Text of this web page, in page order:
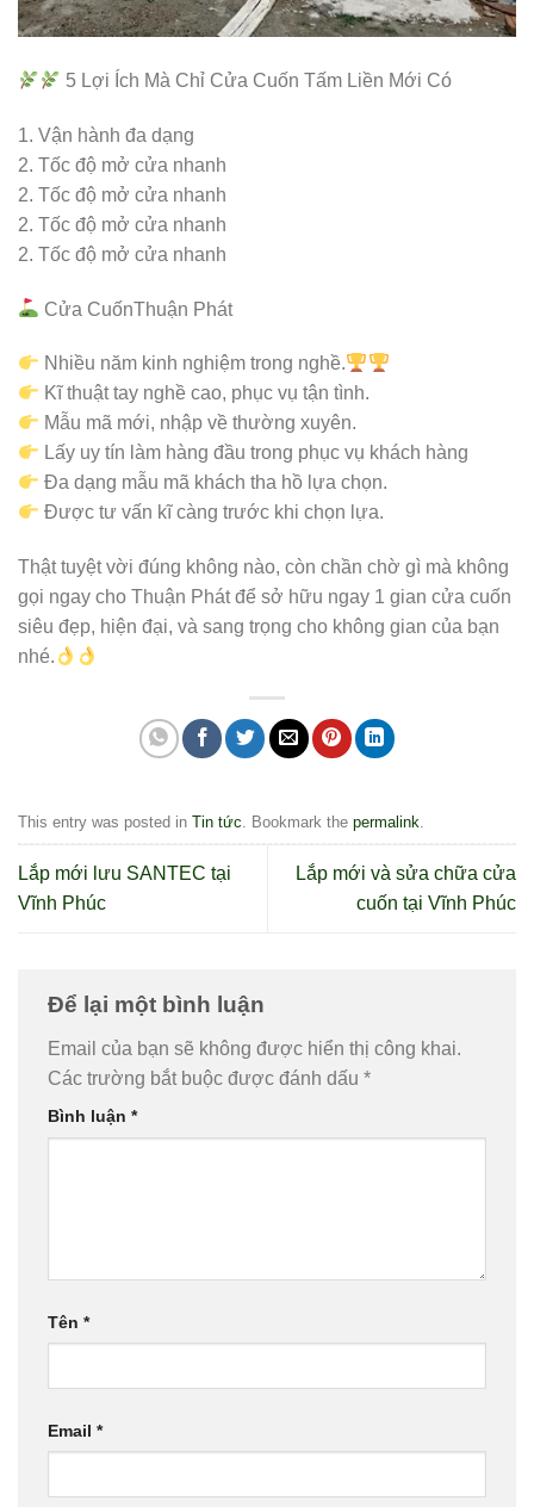
5 Lợi Ích Mà Chỉ Cửa Cuốn Tấm Liền Mới Có
1. Vận hành đa dạng
2. Tốc độ mở cửa nhanh
2. Tốc độ mở cửa nhanh
2. Tốc độ mở cửa nhanh
2. Tốc độ mở cửa nhanh
Cửa CuốnThuận Phát
Nhiều năm kinh nghiệm trong nghề.
Kĩ thuật tay nghề cao, phục vụ tận tình.
Mẫu mã mới, nhập về thường xuyên.
Lấy uy tín làm hàng đầu trong phục vụ khách hàng
Đa dạng mẫu mã khách tha hồ lựa chọn.
Được tư vấn kĩ càng trước khi chọn lựa.
Thật tuyệt vời đúng không nào, còn chần chờ gì mà không
gọi ngay cho Thuận Phát để sở hữu ngay 1 gian cửa cuốn
siêu đẹp, hiện đại, và sang trọng cho không gian của bạn
nhé.
This entry was posted in Tin tức . Bookmark the permalink
Lắp mới lưu SANTEC tại
Vĩnh Phúc
Lắp mới và sửa chữa cửa
cuốn tại Vĩnh Phúc
Để lại một bình luận
Email của bạn sẽ không được hiển thị công khai.
Các trường bắt buộc được đánh dấu *
Bình luận *
Tên *
Email *